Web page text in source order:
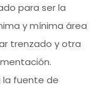
para ser la
y mínima área
trenzado y otra
la fuente de